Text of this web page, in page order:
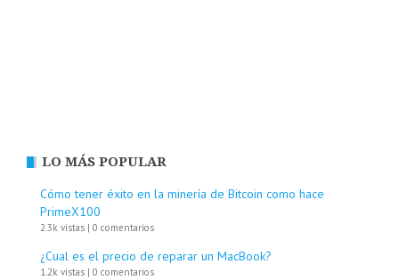
LO MÁS POPULAR
Cómo tener éxito en la minería de Bitcoin como hace
PrimeX100
2.3k vistas | 0 comentarios
¿Cual es el precio de reparar un MacBook?
1.2k vistas | 0 comentarios